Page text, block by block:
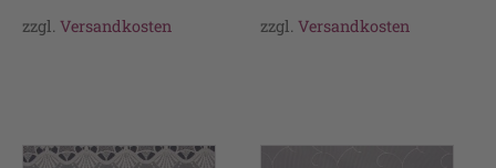
zzgl. Versandkosten zzgl.Versandkosten